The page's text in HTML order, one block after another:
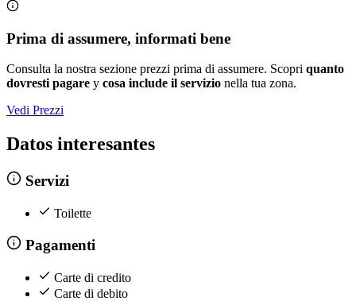
Prima di assumere, informati bene
Consulta la nostra sezione prezzi prima di assumere. Scopri quanto
dovresti pagare y cosa include il servizio nella tua zona.
Vedi Prezzi
Datos interesantes
Servizi
Toilette
Pagamenti
Carte di credito
Carte di debito